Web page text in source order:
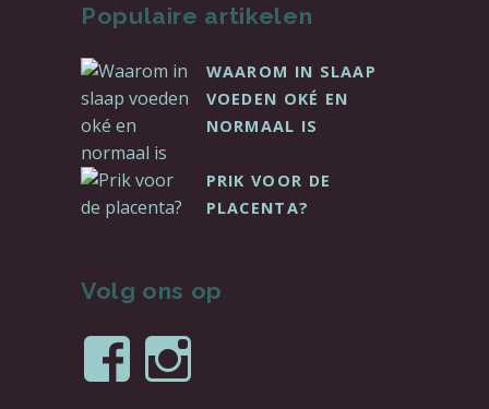
Populaire artikelen
WAAROM IN SLAAP
VOEDEN OKÉ EN
NORMAAL IS
PRIK VOOR DE
PLACENTA?
Volg ons op
Bekijk